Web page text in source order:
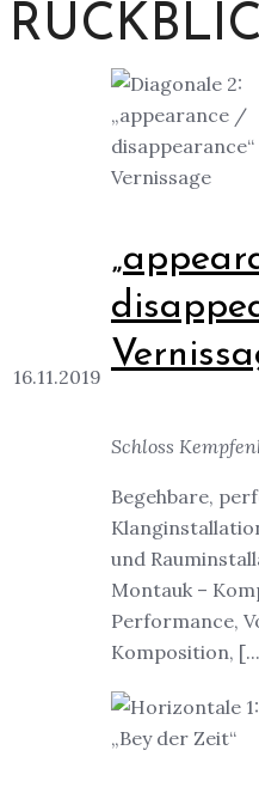
16.11.2019
Schloss
Begehbare,
und
Montauk –
Performance,
Komposition,